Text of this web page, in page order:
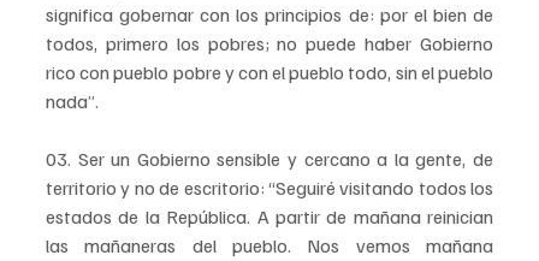
significa gobernar con los principios de: por el bien de
todos, primero los pobres; no puede haber Gobierno
rico con pueblo pobre y con el pueblo todo, sin el pueblo
nada”.
03. Ser un Gobierno sensible y cercano a la gente, de
territorio y no de escritorio: “Seguiré visitando todos los
estados de la República. A partir de mañana reinician
las mañaneras del pueblo. Nos vemos mañana